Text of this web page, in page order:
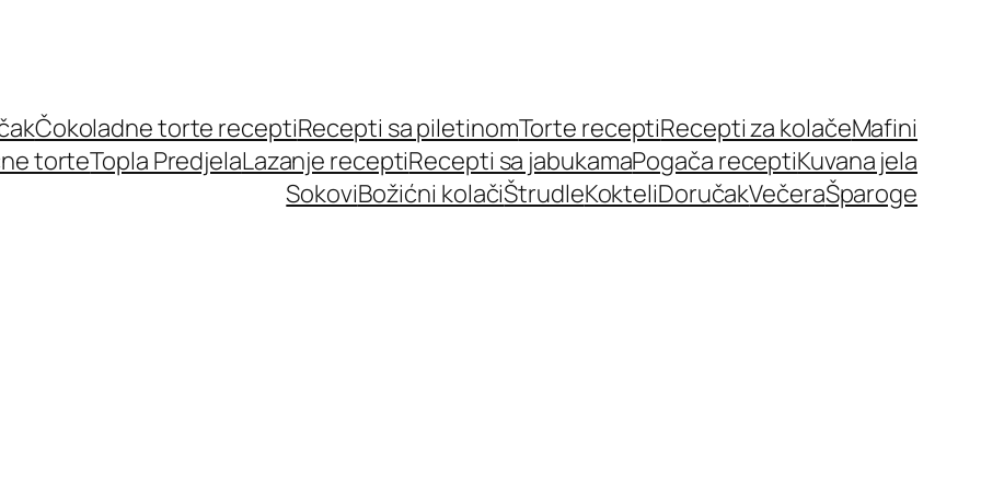
Čokoladne torte receptiRecepti sa piletinomTorte receptiRecepti za kolačeMafini
torteTopla PredjelaLazanje receptiRecepti sa jabukamaPogača receptiKuvana jela
SokoviBožićni kolačiŠtrudleKokteliDoručakVečeraŠparoge